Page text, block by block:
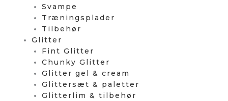
Svampe
Træningsplader
Tilbehør
Glitter
Fint Glitter
Chunky Glitter
Glitter gel & cream
Glittersæt & paletter
Glitterlim & tilbehør